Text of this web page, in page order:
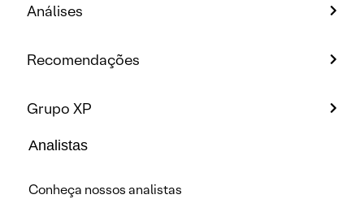
Análises
Recomendações
Grupo XP
Analistas
Conheça nossos analistas